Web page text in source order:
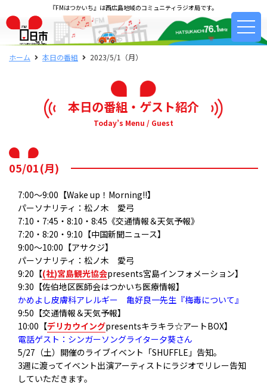
『FMはつかいち』は西広島地域のコミュニティラジオ局です。
ホーム 本日の番組 2023/5/1（月）
本日の番組・ゲスト紹介
Today’s Menu / Guest
05/01(月)
7:00～9:00【Wake up！Morning!!】
パーソナリティ：松ノ木 愛弓
7:10・7:45・8:10・8:45《交通情報＆天気予報》
7:20・8:20・9:10【中国新聞ニュース】
9:00～10:00【アサクジ】
パーソナリティ：松ノ木 愛弓
9:20【(社)宮島観光協会presents宮島インフォメーション】
9:30【佐伯地区医師会はつかいち医療情報】
かめよし皮膚科アレルギー 亀好良一先生『梅毒について』
9:50【交通情報＆天気予報】
10:00【デリカウイングpresentsキラキラ☆アートBOX】
電話ゲスト：シンガーソングライター夕葵さん
5/27（土）開催のライブイベント「SHUFFLE」告知。
3週に渡ってイベント出演アーティストにラジオでリレー告知
していただきます。